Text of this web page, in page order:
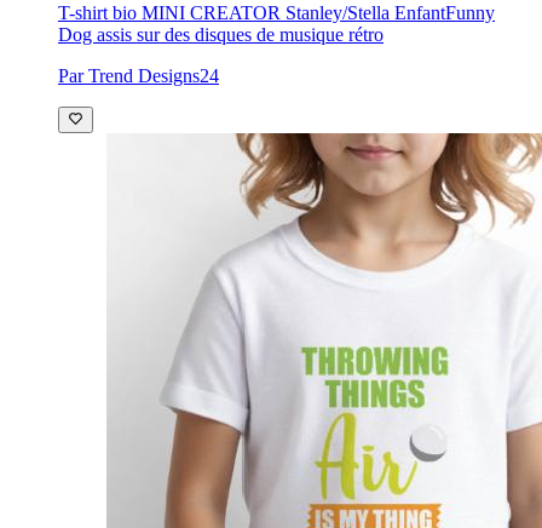
T-shirt bio MINI CREATOR Stanley/Stella EnfantFunny
Dog assis sur des disques de musique rétro
Par Trend Designs24